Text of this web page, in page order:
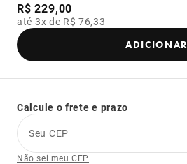
R$ 229,00
até 3x de R$ 76,33
ADICIONAR
Calcule o frete e prazo
Seu CEP
Não sei meu CEP